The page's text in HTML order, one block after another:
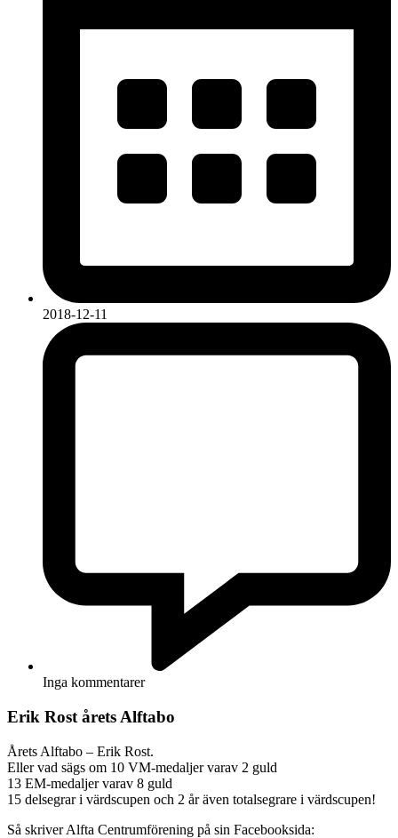
2018-12-11
Inga kommentarer
Erik Rost årets Alftabo
Årets Alftabo – Erik Rost.
Eller vad sägs om 10 VM-medaljer varav 2 guld
13 EM-medaljer varav 8 guld
15 delsegrar i värdscupen och 2 år även totalsegrare i värdscupen!
Så skriver Alfta Centrumförening på sin Facebooksida: